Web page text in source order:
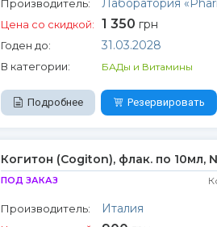
Производитель: Лаборатория
Цена со скидкой: 1 350 грн
Годен до: 31.03.2028
В категории: БАДы и Витамины
Подробнее Резервировать
Когитон (Cogiton), флак. по 10мл,
ПОД ЗАКАЗ
Производитель: Италия